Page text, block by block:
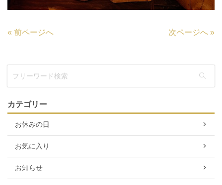
« 前ページへ 次ページへ »
カテゴリー
お休みの日
お気に入り
お知らせ